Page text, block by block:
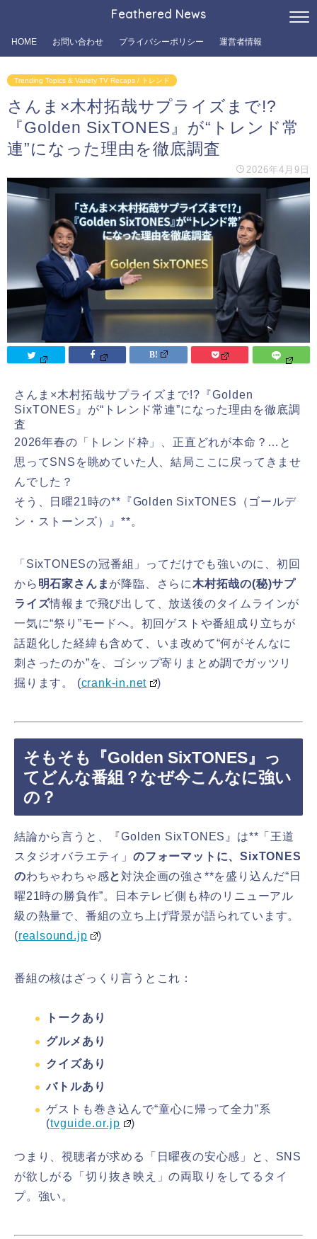
Feathered News
HOME お問い合わせ プライバシーポリシー 運営者情報
Trending Topics & Variety TV Recaps / トレンド
さんま×木村拓哉サプライズまで!?
『Golden SixTONES』が“トレンド常
連”になった理由を徹底調査
2026年4月9日
さんま×木村拓哉サプライズまで!?『Golden
SixTONES』が“トレンド常連”になった理由を徹底調
査
2026年春の「トレンド枠」、正直どれが本命？…と
思ってSNSを眺めていた人、結局ここに戻ってきませ
んでした？
そう、日曜21時の**『Golden SixTONES（ゴールデ
ン・ストーンズ）』**。
「SixTONESの冠番組」ってだけでも強いのに、初回
から 明石家さんま が降臨、さらに木村拓哉の(秘)サプ
ライズ情報まで飛び出して、放送後のタイムラインが
一気に“祭り”モードへ。初回ゲストや番組成り立ちが
話題化した経緯も含めて、いま改めて“何がそんなに
刺さったのか”を、ゴシップ寄りまとめ調でガッツリ
掘ります。 (crank-in.net )
そもそも『Golden SixTONES』っ
てどんな番組？なぜ今こんなに強い
の？
結論から言うと、『Golden SixTONES』は**「王道
スタジオバラエティ」 のフォーマットに、SixTONES
のわちゃわちゃ感と 対決企画の強さ**を盛り込んだ“日
曜21時の勝負作”。日本テレビ側も枠のリニューアル
級の熱量で、番組の立ち上げ背景が語られています。
(realsound.jp )
番組の核はざっくり言うとこれ：
トークあり
グルメあり
クイズあり
バトルあり
ゲストも巻き込んで“童心に帰って全力”系
(tvguide.or.jp )
つまり、視聴者が求める「日曜夜の安心感」と、SNS
が欲しがる「切り抜き映え」の両取りをしてるタイ
プ。強い。